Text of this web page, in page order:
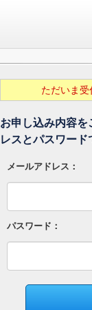
ただいま受
お申し込み内容を
レスとパスワード
メールアドレス：
パスワード：